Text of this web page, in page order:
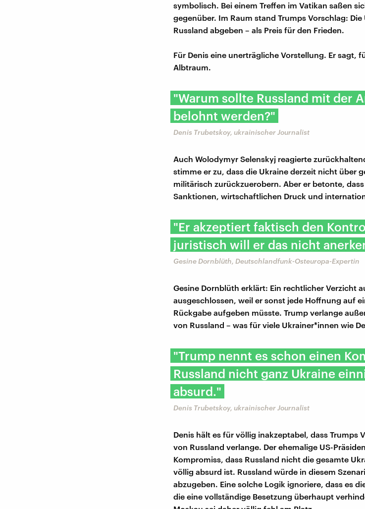
symbolisch. Bei einem Treffen im Vatikan saßen
gegenüber. Im Raum stand Trumps Vorschlag:
Russland abgeben – als Preis für den Frieden.
Für Denis eine unerträgliche Vorstellung. Er sagt,
Albtraum.
"Warum sollte Russland mit der
belohnt werden?"
Denis Trubetskoy, ukrainischer Journalist
Auch Wolodymyr Selenskyj reagierte
stimme er zu, dass die Ukraine derzeit nicht über
militärisch zurückzuerobern. Aber er betonte,
Sanktionen, wirtschaftlichen Druck und
"Er akzeptiert faktisch den
juristisch will er das nicht
Gesine Dornblüth, Deutschlandfunk-Osteuropa-Expertin
Gesine Dornblüth erklärt: Ein rechtlicher Verzicht
ausgeschlossen, weil er sonst jede Hoffnung auf
Rückgabe aufgeben müsste. Trump verlange
von Russland – was für viele Ukrainer*innen wie
"Trump nennt es schon einen
Russland nicht ganz Ukraine
absurd."
Denis Trubetskoy, ukrainischer Journalist
Denis hält es für völlig inakzeptabel, dass Trumps
von Russland verlange. Der ehemalige US-
Kompromiss, dass Russland nicht die gesamte
völlig absurd ist. Russland würde in diesem
abzugeben. Eine solche Logik ignoriere, dass es
die eine vollständige Besetzung überhaupt